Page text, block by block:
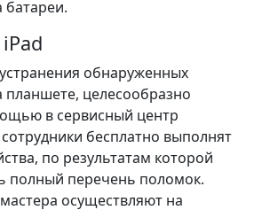
батареи.
обнаруженных
планшете, целесообразно
в сервисный центр
бесплатно выполнят
по результатам которой
полный перечень поломок.
осуществляют на